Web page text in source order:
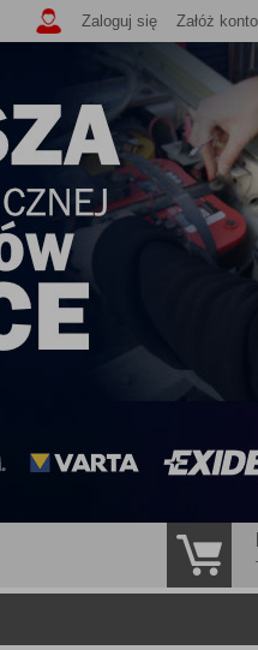
Zaloguj się Załóż konto